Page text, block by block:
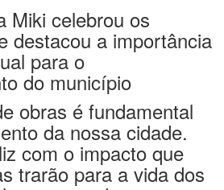
Miki celebrou os
destacou a importância
para o
do município
obras é fundamental
da nossa cidade.
com o impacto que
trarão para a vida dos